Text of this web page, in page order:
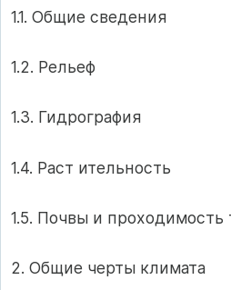
1.1. Общие сведения
1.2. Рельеф
1.3. Гидрография
1.4. Раст ительность
1.5. Почвы и проходимость
2. Общие черты климата